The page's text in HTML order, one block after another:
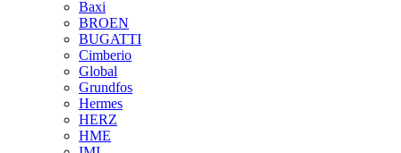
Baxi
BROEN
BUGATTI
Cimberio
Global
Grundfos
Hermes
HERZ
HME